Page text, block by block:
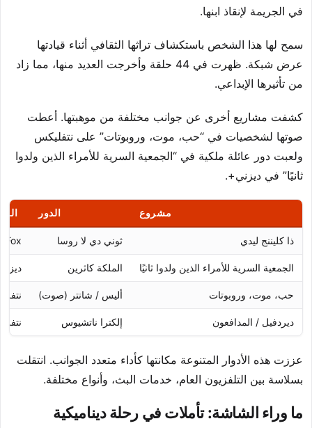
في الجريمة لإنقاذ ابنها.
سمح لها هذا الشخص باستكشاف تراثها الثقافي أثناء قيادتها
عرض شبكة. ظهرت في 44 حلقة وأخرجت العديد منها، مما زاد
من تأثيرها الإبداعي.
كشفت مشاريع أخرى عن جوانب مختلفة من موهبتها. أعطت
صوتها لشخصيات في “حب، موت، وروبوتات” على نتفليكس
ولعبت دور عائلة ملكية في “الجمعية السرية للأمراء الذين ولدوا
ثانيًا” في ديزني+.
مشروع الدور
ذا كليننج ليدي ثوني دي لا روسا Fox
الجمعية السرية للأمراء الذين ولدوا ثانيًا الملكة كاثرين
حب، موت، وروبوتات أليس / شانتر (صوت)
ديردفيل / المدافعون إلكترا ناتشيوس
عززت هذه الأدوار المتنوعة مكانتها كأداء متعدد الجوانب. انتقلت
بسلاسة بين التلفزيون العام، خدمات البث، وأنواع مختلفة.
ما وراء الشاشة: تأملات في رحلة ديناميكية